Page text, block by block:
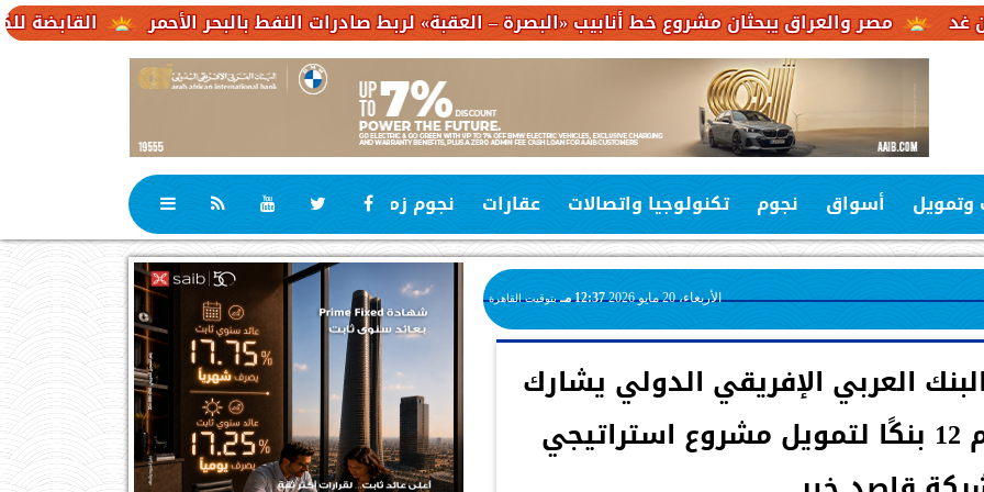
القابضة للكهرباء : 23,1 مليار جنيه حجم استثمارات مستهدفة والعراق يبحثان مشروع خط أنابيب «البصرة – العقبة» لربط صادرات النفط بالبحر الأحمر
وتمويل أسواق نجوم تكنولوجيا واتصالات عقارات نجوم زمان رياضة
الأربعاء، 20 مايو 2026 12:37 مـ بتوقيت القاهرة
جنيه.. البنك العربي الإفريقي الدولي يشارك
في تحالف مصرفي يضم 12 بنكًا لتمويل مشروع استراتيجي